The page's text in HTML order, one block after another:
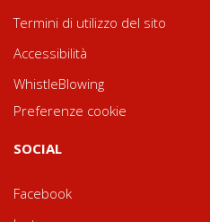
Termini di utilizzo del sito
Accessibilità
WhistleBlowing
Preferenze cookie
SOCIAL
Facebook